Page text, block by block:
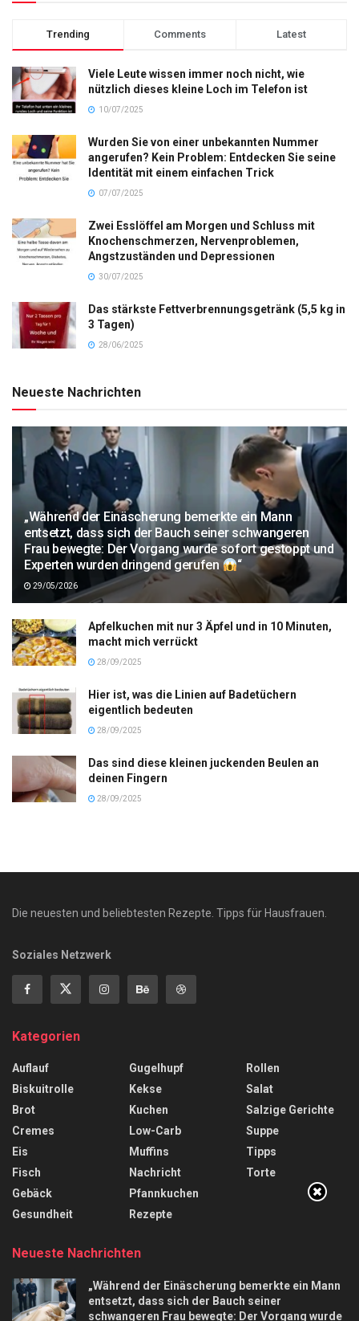
Trending Comments Latest
Viele Leute wissen immer noch nicht, wie
nützlich dieses kleine Loch im Telefon ist
10/07/2025
Wurden Sie von einer unbekannten Nummer
angerufen? Kein Problem: Entdecken Sie seine
Identität mit einem einfachen Trick
07/07/2025
Zwei Esslöffel am Morgen und Schluss mit
Knochenschmerzen, Nervenproblemen,
Angstzuständen und Depressionen
30/07/2025
Das stärkste Fettverbrennungsgetränk (5,5 kg in
3 Tagen)
28/06/2025
Neueste Nachrichten
„Während der Einäscherung bemerkte ein Mann
entsetzt, dass sich der Bauch seiner schwangeren
Frau bewegte: Der Vorgang wurde sofort gestoppt und
Experten wurden dringend gerufen
“
29/05/2026
Apfelkuchen mit nur 3 Äpfel und in 10 Minuten,
macht mich verrückt
28/09/2025
Hier ist, was die Linien auf Badetüchern
eigentlich bedeuten
28/09/2025
Das sind diese kleinen juckenden Beulen an
deinen Fingern
28/09/2025
Die neuesten und beliebtesten Rezepte. Tipps für Hausfrauen.
Soziales Netzwerk
Kategorien
Auflauf
Biskuitrolle
Brot
Cremes
Eis
Fisch
Gebäck
Gesundheit
Gugelhupf
Kekse
Kuchen
Low-Carb
Muffins
Nachricht
Pfannkuchen
Rezepte
Rollen
Salat
Salzige Gerichte
Suppe
Tipps
Torte
Neueste Nachrichten
„Während der Einäscherung bemerkte ein Mann
entsetzt, dass sich der Bauch seiner
schwangeren Frau bewegte: Der Vorgang wurde